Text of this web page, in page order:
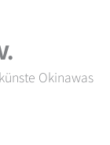
Okinawas